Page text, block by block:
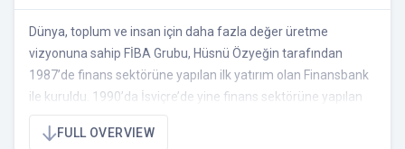
Dünya, toplum ve insan için daha fazla değer üretme
vizyonuna sahip FİBA Grubu, Hüsnü Özyeğin tarafından
1987’de finans sektörüne yapılan ilk yatırım olan Finansbank
ile kuruldu. 1990’da İsviçre’de yine finans sektörüne yapılan
yatırımla uluslararası kimlik kazandı. Finans sektöründeki
büyümesini sürdürürken; enerji, perakende, turizm ve
FULL OVERVIEW